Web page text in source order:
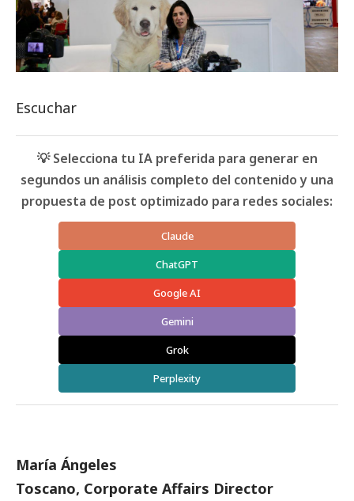
Escuchar
💡 Selecciona tu IA preferida para generar en
segundos un análisis completo del contenido y una
propuesta de post optimizado para redes sociales:
Claude
ChatGPT
Google AI
Gemini
Grok
Perplexity
María Ángeles
Toscano, Corporate Affairs Director